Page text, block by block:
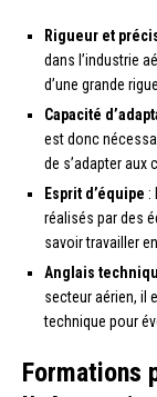
Rigueur et
dans l’industrie
d’une grande
Capacité
est donc
de s’adapter aux
Esprit d’équipe :
réalisés par des
savoir travailler
Anglais
secteur aérien, il
technique pour
Formations